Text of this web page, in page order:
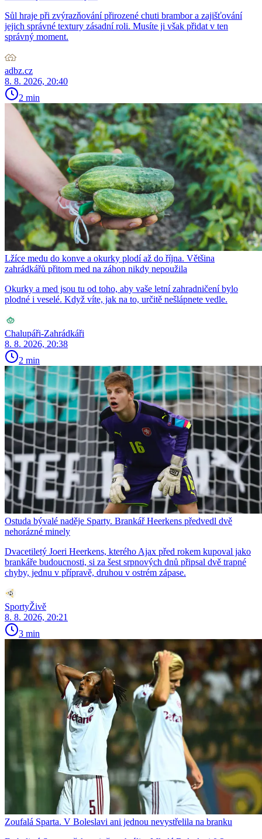
Sůl hraje při zvýrazňování přirozené chuti brambor a zajišťování
jejich správné textury zásadní roli. Musíte ji však přidat v ten
správný moment.
adbz.cz
8. 8. 2026, 20:40
2 min
Lžíce medu do konve a okurky plodí až do října. Většina
zahrádkářů přitom med na záhon nikdy nepoužila
Okurky a med jsou tu od toho, aby vaše letní zahradničení bylo
plodné i veselé. Když víte, jak na to, určitě nešlápnete vedle.
Chalupáři-Zahrádkáři
8. 8. 2026, 20:38
2 min
Ostuda bývalé naděje Sparty. Brankář Heerkens předvedl dvě
nehorázné minely
Dvacetiletý Joeri Heerkens, kterého Ajax před rokem kupoval jako
brankáře budoucnosti, si za šest srpnových dnů připsal dvě trapné
chyby, jednu v přípravě, druhou v ostrém zápase.
SportyŽivě
8. 8. 2026, 20:21
3 min
Zoufalá Sparta. V Boleslavi ani jednou nevystřelila na branku